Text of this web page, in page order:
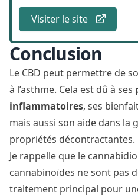
Visiter le site
Conclusion
Le CBD peut permettre de
à l’asthme. Cela est dû à ses
inflammatoires, ses
mais aussi son aide dans la
propriétés décontractantes.
Je rappelle que le
cannabinoïdes ne sont pas
traitement principal pour